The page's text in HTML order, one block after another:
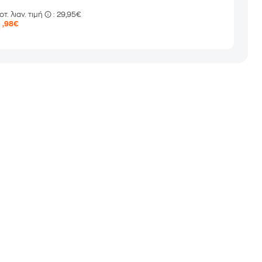
λιαν. τιμή : 29,95€
,98€